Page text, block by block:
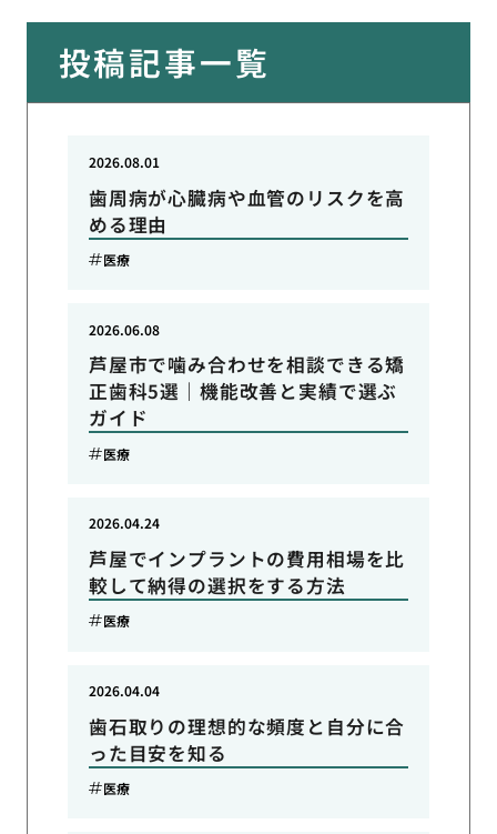
投稿記事一覧
歯周病が心臓病や血管のリスクを高
める理由
2026.08.01
医療
芦屋市で噛み合わせを相談できる矯
正歯科5選｜機能改善と実績で選ぶ
ガイド
2026.06.08
医療
芦屋でインプラントの費用相場を比
較して納得の選択をする方法
2026.04.24
医療
歯石取りの理想的な頻度と自分に合
った目安を知る
2026.04.04
医療